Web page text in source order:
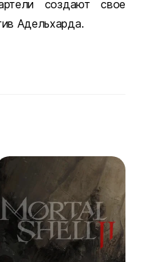
создают свое
Адельхарда.